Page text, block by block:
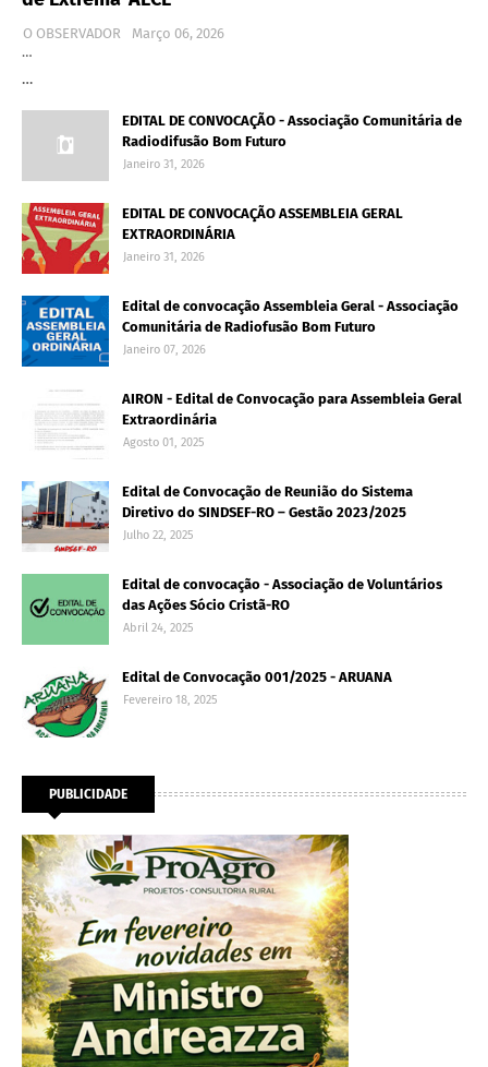
O OBSERVADOR
Março 06, 2026
…
…
EDITAL DE CONVOCAÇÃO - Associação Comunitária de
Radiodifusão Bom Futuro
Janeiro 31, 2026
EDITAL DE CONVOCAÇÃO ASSEMBLEIA GERAL
EXTRAORDINÁRIA
Janeiro 31, 2026
Edital de convocação Assembleia Geral - Associação
Comunitária de Radiofusão Bom Futuro
Janeiro 07, 2026
AIRON - Edital de Convocação para Assembleia Geral
Extraordinária
Agosto 01, 2025
Edital de Convocação de Reunião do Sistema
Diretivo do SINDSEF-RO – Gestão 2023/2025
Julho 22, 2025
Edital de convocação - Associação de Voluntários
das Ações Sócio Cristã-RO
Abril 24, 2025
Edital de Convocação 001/2025 - ARUANA
Fevereiro 18, 2025
PUBLICIDADE